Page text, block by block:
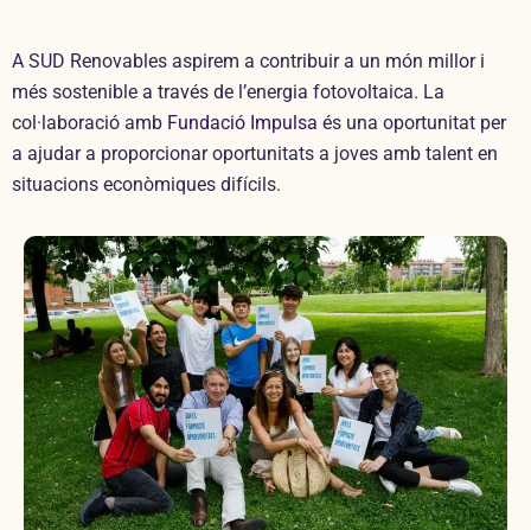
A SUD Renovables aspirem a contribuir a un món millor i
més sostenible a través de l’energia fotovoltaica. La
col·laboració amb Fundació Impulsa és una oportunitat per
a ajudar a proporcionar oportunitats a joves amb talent en
situacions econòmiques difícils.